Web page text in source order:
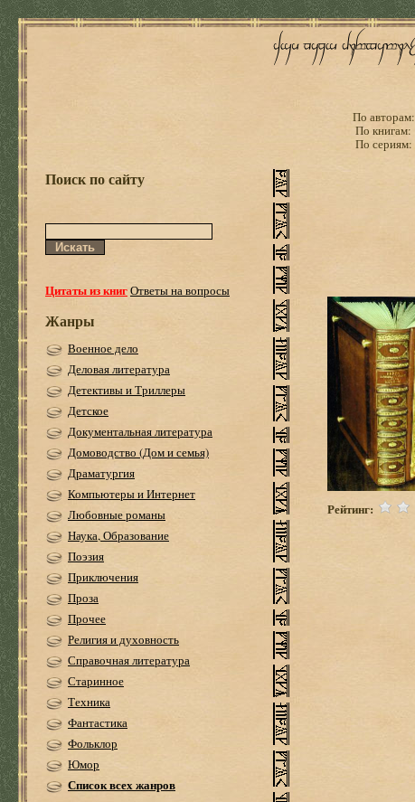
По авторам:
По книгам:
По сериям:
Поиск по сайту
Цитаты из книгОтветы на вопросы
Жанры
Военное дело
Деловая литература
Детективы и Триллеры
Детское
Документальная литература
Домоводство (Дом и семья)
Драматургия
Компьютеры и Интернет
Любовные романы
Наука, Образование
Поэзия
Приключения
Проза
Прочее
Религия и духовность
Справочная литература
Старинное
Техника
Фантастика
Фольклор
Юмор
Список всех жанров
Рейтинг: